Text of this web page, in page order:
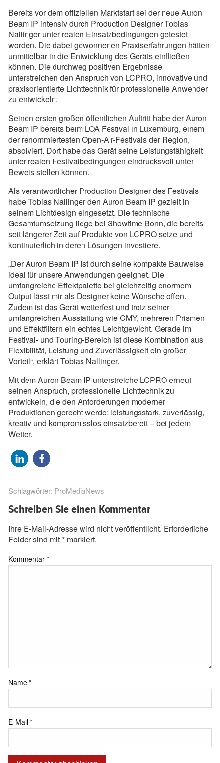
Bereits vor dem offiziellen Marktstart sei der neue Auron
Beam IP intensiv durch Production Designer Tobias
Nallinger unter realen Einsatzbedingungen getestet
worden. Die dabei gewonnenen Praxiserfahrungen hätten
unmittelbar in die Entwicklung des Geräts einfließen
können. Die durchweg positiven Ergebnisse
unterstreichen den Anspruch von LCPRO, innovative und
praxisorientierte Lichttechnik für professionelle Anwender
zu entwickeln.
Seinen ersten großen öffentlichen Auftritt habe der Auron
Beam IP bereits beim LOA Festival in Luxemburg, einem
der renommiertesten Open-Air-Festivals der Region,
absolviert. Dort habe das Gerät seine Leistungsfähigkeit
unter realen Festivalbedingungen eindrucksvoll unter
Beweis stellen können.
Als verantwortlicher Production Designer des Festivals
habe Tobias Nallinger den Auron Beam IP gezielt in
seinem Lichtdesign eingesetzt. Die technische
Gesamtumsetzung liege bei Showtime Bonn, die bereits
seit längerer Zeit auf Produkte von LCPRO setze und
kontinuierlich in deren Lösungen investiere.
„Der Auron Beam IP ist durch seine kompakte Bauweise
ideal für unsere Anwendungen geeignet. Die
umfangreiche Effektpalette bei gleichzeitig enormem
Output lässt mir als Designer keine Wünsche offen.
Zudem ist das Gerät wetterfest und trotz seiner
umfangreichen Ausstattung wie CMY, mehreren Prismen
und Effektfiltern ein echtes Leichtgewicht. Gerade im
Festival- und Touring-Bereich ist diese Kombination aus
Flexibilität, Leistung und Zuverlässigkeit ein großer
Vorteil“, erklärt Tobias Nallinger.
Mit dem Auron Beam IP unterstreiche LCPRO erneut
seinen Anspruch, professionelle Lichttechnik zu
entwickeln, die den Anforderungen moderner
Produktionen gerecht werde: leistungsstark, zuverlässig,
kreativ und kompromisslos einsatzbereit – bei jedem
Wetter.
Schlagwörter: ProMediaNews
Schreiben Sie einen Kommentar
Ihre E-Mail-Adresse wird nicht veröffentlicht. Erforderliche
Felder sind mit* markiert.
Kommentar *
Name *
E-Mail *